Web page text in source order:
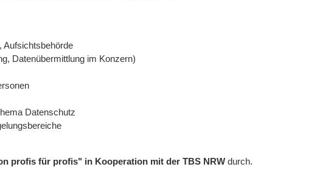
Aufsichtsbehörde
Datenübermittlung im Konzern)
Datenschutz
profis für profis" in Kooperation mit der TBS NRW durch.